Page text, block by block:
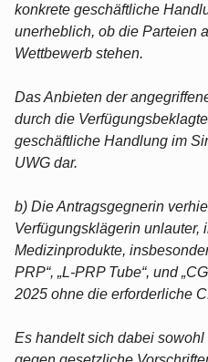
konkrete geschäftliche
unerheblich, ob die Parteien
Wettbewerb stehen.
Das Anbieten der
durch die
geschäftliche Handlung im
UWG dar.
b) Die Antragsgegnerin
Verfügungsklägerin unlauter,
Medizinprodukte,
PRP“, „L-PRP Tube“, und
2025 ohne die erforderliche
Es handelt sich dabei